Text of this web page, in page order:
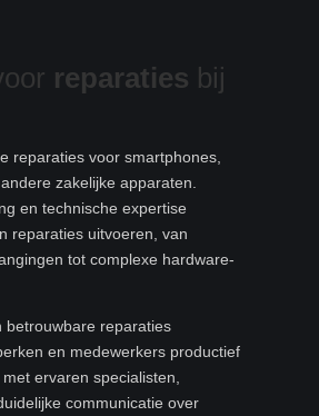
reparaties bij
reparaties voor smartphones,
zakelijke apparaten.
en technische expertise
reparaties uitvoeren, van
tot complexe hardware-
betrouwbare reparaties
en medewerkers productief
ervaren specialisten,
communicatie over